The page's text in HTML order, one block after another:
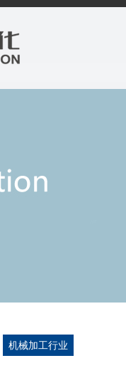
机械加工行业